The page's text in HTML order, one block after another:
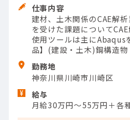
仕事内容
建材、土木関係のCAE解
を受けた課題について
使用ツールは主にAbaqus
品】(建設・土木)鋼構造物
勤務地
神奈川県川崎市川崎区
給与
月給30万円～55万円＋各